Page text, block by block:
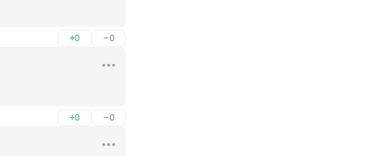
+0 –0
+0 –0